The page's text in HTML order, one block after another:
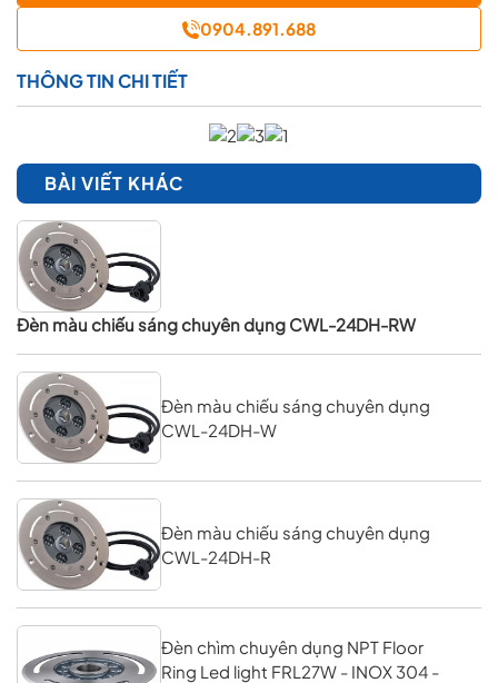
0904.891.688
THÔNG TIN CHI TIẾT
BÀI VIẾT KHÁC
Đèn màu chiếu sáng chuyên dụng CWL-24DH-RW
Đèn màu chiếu sáng chuyên dụng
CWL-24DH-W
Đèn màu chiếu sáng chuyên dụng
CWL-24DH-R
Đèn chìm chuyên dụng NPT Floor
Ring Led light FRL27W - INOX 304 -